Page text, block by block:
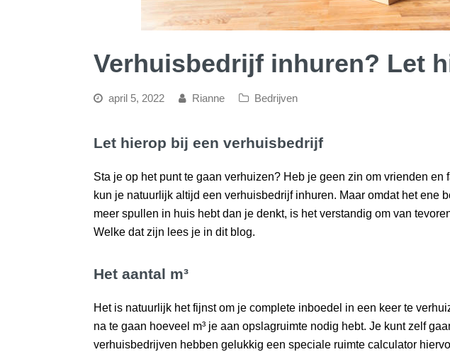
Verhuisbedrijf inhuren? Let
april 5, 2022 Rianne Bedrijven
Let hierop bij een verhuisbedrijf
Sta je op het punt te gaan verhuizen? Heb je geen zin om vrienden en
kun je natuurlijk altijd een verhuisbedrijf inhuren. Maar omdat het ene
meer spullen in huis hebt dan je denkt, is het verstandig om van
Welke dat zijn lees je in dit blog.
Het aantal m³
Het is natuurlijk het fijnst om je complete inboedel in een keer te
na te gaan hoeveel m³ je aan opslagruimte nodig hebt. Je kunt zelf
verhuisbedrijven hebben gelukkig een speciale ruimte calculator